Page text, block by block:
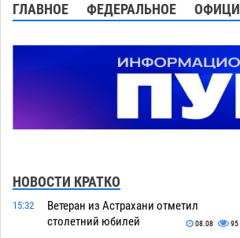
ГЛАВНОЕ ФЕДЕРАЛЬНОЕ
НОВОСТИ КРАТКО
15:32
Ветеран из Астрахани отметил
столетний юбилей
08.08 95